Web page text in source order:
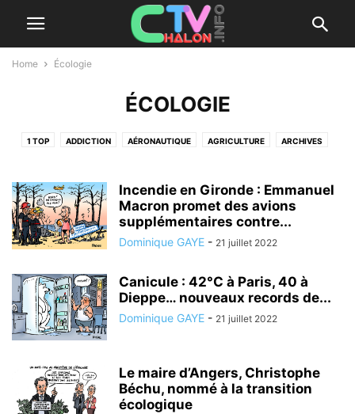
Home Écologie
ÉCOLOGIE
1 TOP ADDICTION AÉRONAUTIQUE AGRICULTURE ARCHIVES
AUTISME BIEN VIVRE À CHALON
BUSSINESS CALENDRIER DE L'AVENT CDLR 2018 CDLR 2019
CDLR 2021 CDLR 2022 CHALON CHALON DANS LA RUE
CHALON-SUR-SAÔNE CHORALE CINÉMA
CONCOURS CONFINEMENT COVID-19 CUISINE CULTURE
DÉPARTEMENTALES DESSIN DE PRESSE DIRECT ÉCOLOGIE
ÉCONOMIE ÉDITO ÉDUCATION ÉLECTIONS
FOOTBALL GASTRONOMIE GENDARMERIE GUERRE HANDICAP
HISTOIRE HOMMAGE IMMIGRATION INFORMATIQUE INFOS TYPO
INTERNATIONAL JEUNESSE JUSTICE
Incendie en Gironde : Emmanuel
Macron promet des avions
supplémentaires contre...
Dominique GAYE - 21 juillet 2022
Canicule : 42°C à Paris, 40 à
Dieppe… nouveaux records de...
Dominique GAYE - 21 juillet 2022
Le maire d’Angers, Christophe
Béchu, nommé à la transition
écologique